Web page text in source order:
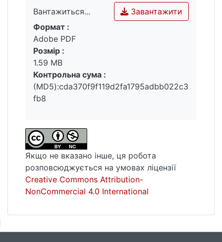
Вантажиться...
Вантажиться...
Завантажити
Формат :
Adobe PDF
Розмір :
1.59 MB
Контрольна сума :
(MD5):cda370f9f119d2fa1795adbb022c3
fb8
Якщо не вказано інше, ця робота
розповсюджується на умовах ліцензії
Creative Commons Attribution-
NonCommercial 4.0 International